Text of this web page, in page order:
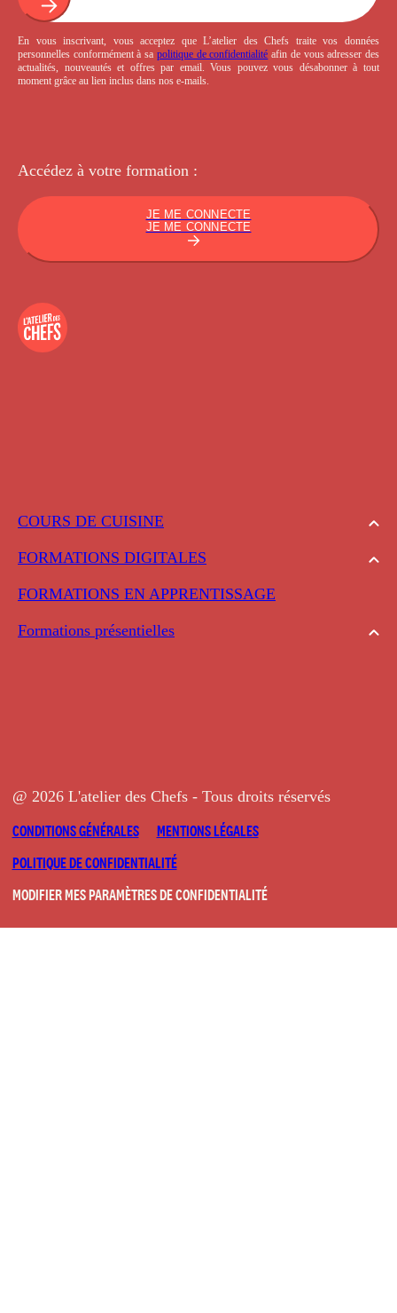
COURS DE CUISINE
FORMATIONS DIGITALES
FORMATIONS EN APPRENTISSAGE
Formations présentielles
En vous inscrivant, vous acceptez que L’atelier des Chefs traite vos données
personnelles conformément à sa politique de confidentialité afin de vous adresser des
actualités, nouveautés et offres par email. Vous pouvez vous désabonner à tout
moment grâce au lien inclus dans nos e-mails.
Accédez à votre formation :
JE ME CONNECTE
JE ME CONNECTE
@ 2026 L'atelier des Chefs - Tous droits réservés
CONDITIONS GÉNÉRALES
MENTIONS LÉGALES
POLITIQUE DE CONFIDENTIALITÉ
MODIFIER MES PARAMÈTRES DE CONFIDENTIALITÉ